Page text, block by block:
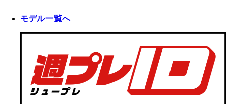
モデル一覧へ